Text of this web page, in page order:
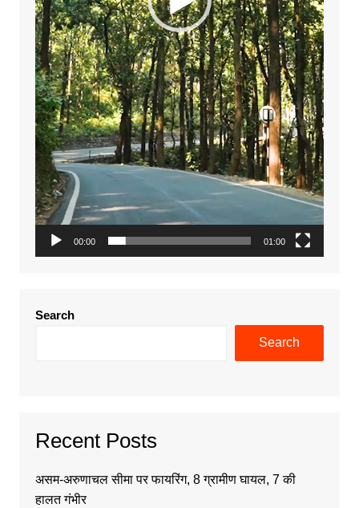
00:00 01:00
Search
Search
Recent Posts
असम-अरुणाचल सीमा पर फायरिंग, 8 ग्रामीण घायल, 7 की
हालत गंभीर